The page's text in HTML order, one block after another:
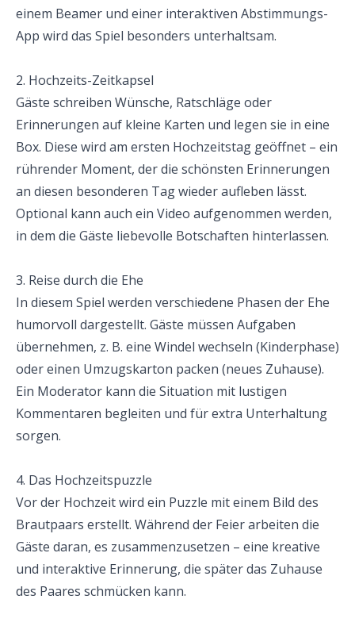
einem Beamer und einer interaktiven Abstimmungs-
App wird das Spiel besonders unterhaltsam.
2. Hochzeits-Zeitkapsel
Gäste schreiben Wünsche, Ratschläge oder
Erinnerungen auf kleine Karten und legen sie in eine
Box. Diese wird am ersten Hochzeitstag geöffnet – ein
rührender Moment, der die schönsten Erinnerungen
an diesen besonderen Tag wieder aufleben lässt.
Optional kann auch ein Video aufgenommen werden,
in dem die Gäste liebevolle Botschaften hinterlassen.
3. Reise durch die Ehe
In diesem Spiel werden verschiedene Phasen der Ehe
humorvoll dargestellt. Gäste müssen Aufgaben
übernehmen, z. B. eine Windel wechseln (Kinderphase)
oder einen Umzugskarton packen (neues Zuhause).
Ein Moderator kann die Situation mit lustigen
Kommentaren begleiten und für extra Unterhaltung
sorgen.
4. Das Hochzeitspuzzle
Vor der Hochzeit wird ein Puzzle mit einem Bild des
Brautpaars erstellt. Während der Feier arbeiten die
Gäste daran, es zusammenzusetzen – eine kreative
und interaktive Erinnerung, die später das Zuhause
des Paares schmücken kann.